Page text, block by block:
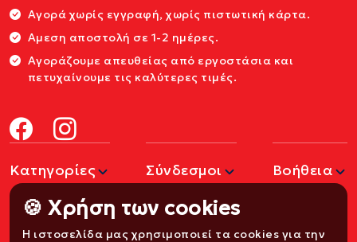
🍪 Χρήση των cookies
Η ιστοσελίδα μας χρησιμοποιεί τα cookies για την
Αγορά χωρίς εγγραφή, χωρίς πιστωτική κάρτα.
Αμεση αποστολή σε 1-2 ημέρες.
Αγοράζουμε απευθείας από εργοστάσια και
πετυχαίνουμε τις καλύτερες τιμές.
Κατηγορίες Σύνδεσμοι Βοήθεια